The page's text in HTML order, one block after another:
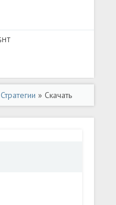
Стратегии » Скачать